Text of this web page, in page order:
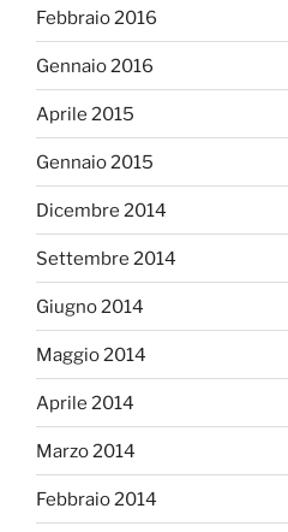
Febbraio 2016
Gennaio 2016
Aprile 2015
Gennaio 2015
Dicembre 2014
Settembre 2014
Giugno 2014
Maggio 2014
Aprile 2014
Marzo 2014
Febbraio 2014